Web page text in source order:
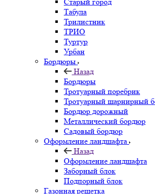
Табула
Трилистник
ТРИО
Туртур
Урбан
Бордюры
Назад
Бордюры
Тротуарный поребрик
Тротуарный шарнирный
Бордюр дорожный
Металлический бордюр
Садовый бордюр
Оформление ландшафта
Назад
Оформление ландшафта
Заборный блок
Подпорный блок
Газонная решетка